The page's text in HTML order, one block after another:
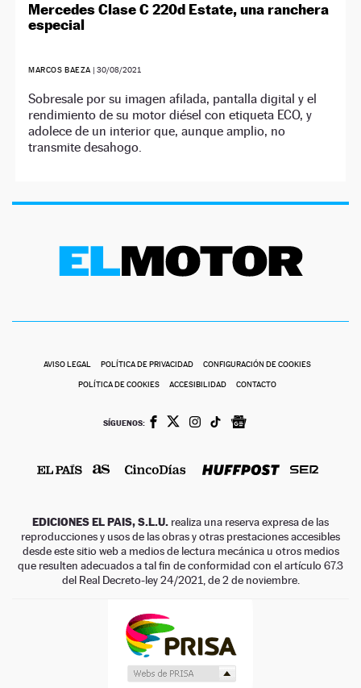
Mercedes Clase C 220d Estate, una ranchera
especial
MARCOS BAEZA |30/08/2021
Sobresale por su imagen afilada, pantalla digital y el
rendimiento de su motor diésel con etiqueta ECO, y
adolece de un interior que, aunque amplio, no
transmite desahogo.
AVISO LEGAL POLÍTICA DE PRIVACIDAD CONFIGURACIÓN DE COOKIES
POLÍTICA DE COOKIES ACCESIBILIDAD CONTACTO
SÍGUENOS:
EDICIONES EL PAIS, S.L.U. realiza una reserva expresa de las
reproducciones y usos de las obras y otras prestaciones accesibles
desde este sitio web a medios de lectura mecánica u otros medios
que resulten adecuados a tal fin de conformidad con el artículo 67.3
del Real Decreto-ley 24/2021, de 2 de noviembre.